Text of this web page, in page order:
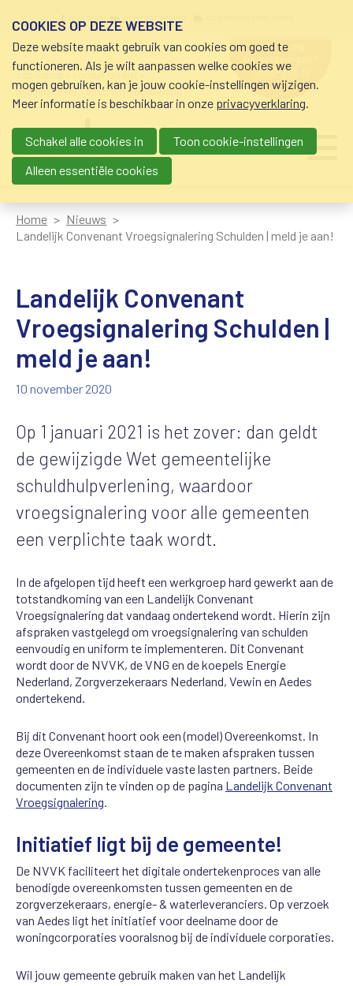
schuldhulp • sociaal krediet •
budgetbeheer • beschermingsbewind
hulp nodig
bij geldzorgen?
0800-8115.nl
Main navigation
Home
Nieuws
Landelijk Convenant Vroegsignalering Schulden | meld je aan!
Landelijk Convenant
Vroegsignalering Schulden |
meld je aan!
10 november 2020
Op 1 januari 2021 is het zover: dan geldt
de gewijzigde Wet gemeentelijke
schuldhulpverlening, waardoor
vroegsignalering voor alle gemeenten
een verplichte taak wordt.
In de afgelopen tijd heeft een werkgroep hard gewerkt aan de
totstandkoming van een Landelijk Convenant
Vroegsignalering dat vandaag ondertekend wordt. Hierin zijn
afspraken vastgelegd om vroegsignalering van schulden
eenvoudig en uniform te implementeren. Dit Convenant
wordt door de NVVK, de VNG en de koepels Energie
Nederland, Zorgverzekeraars Nederland, Vewin en Aedes
ondertekend.
Bij dit Convenant hoort ook een (model) Overeenkomst. In
deze Overeenkomst staan de te maken afspraken tussen
gemeenten en de individuele vaste lasten partners. Beide
documenten zijn te vinden op de pagina Landelijk Convenant
Vroegsignalering
Initiatief ligt bij de gemeente!
De NVVK faciliteert het digitale ondertekenproces van alle
benodigde overeenkomsten tussen gemeenten en de
zorgverzekeraars, energie- & waterleveranciers. Op verzoek
van Aedes ligt het initiatief voor deelname door de
woningcorporaties vooralsnog bij de individuele corporaties.
Wil jouw gemeente gebruik maken van het Landelijk
COOKIES OP DEZE WEBSITE
Deze website maakt gebruik van cookies om goed te
functioneren. Als je wilt aanpassen welke cookies we
mogen gebruiken, kan je jouw cookie-instellingen wijzigen.
Meer informatie is beschikbaar in onze privacyverklaring.
Schakel alle cookies in
Toon cookie-instellingen
Alleen essentiële cookies